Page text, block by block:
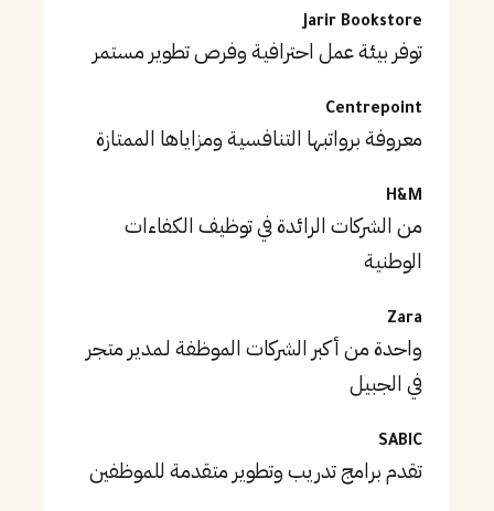
Jarir Bookstore
توفر بيئة عمل احترافية وفرص تطوير مستمر
Centrepoint
معروفة برواتبها التنافسية ومزاياها الممتازة
H&M
من الشركات الرائدة في توظيف الكفاءات
الوطنية
Zara
واحدة من أكبر الشركات الموظفة لـمدير متجر
في الجبيل
SABIC
تقدم برامج تدريب وتطوير متقدمة للموظفين